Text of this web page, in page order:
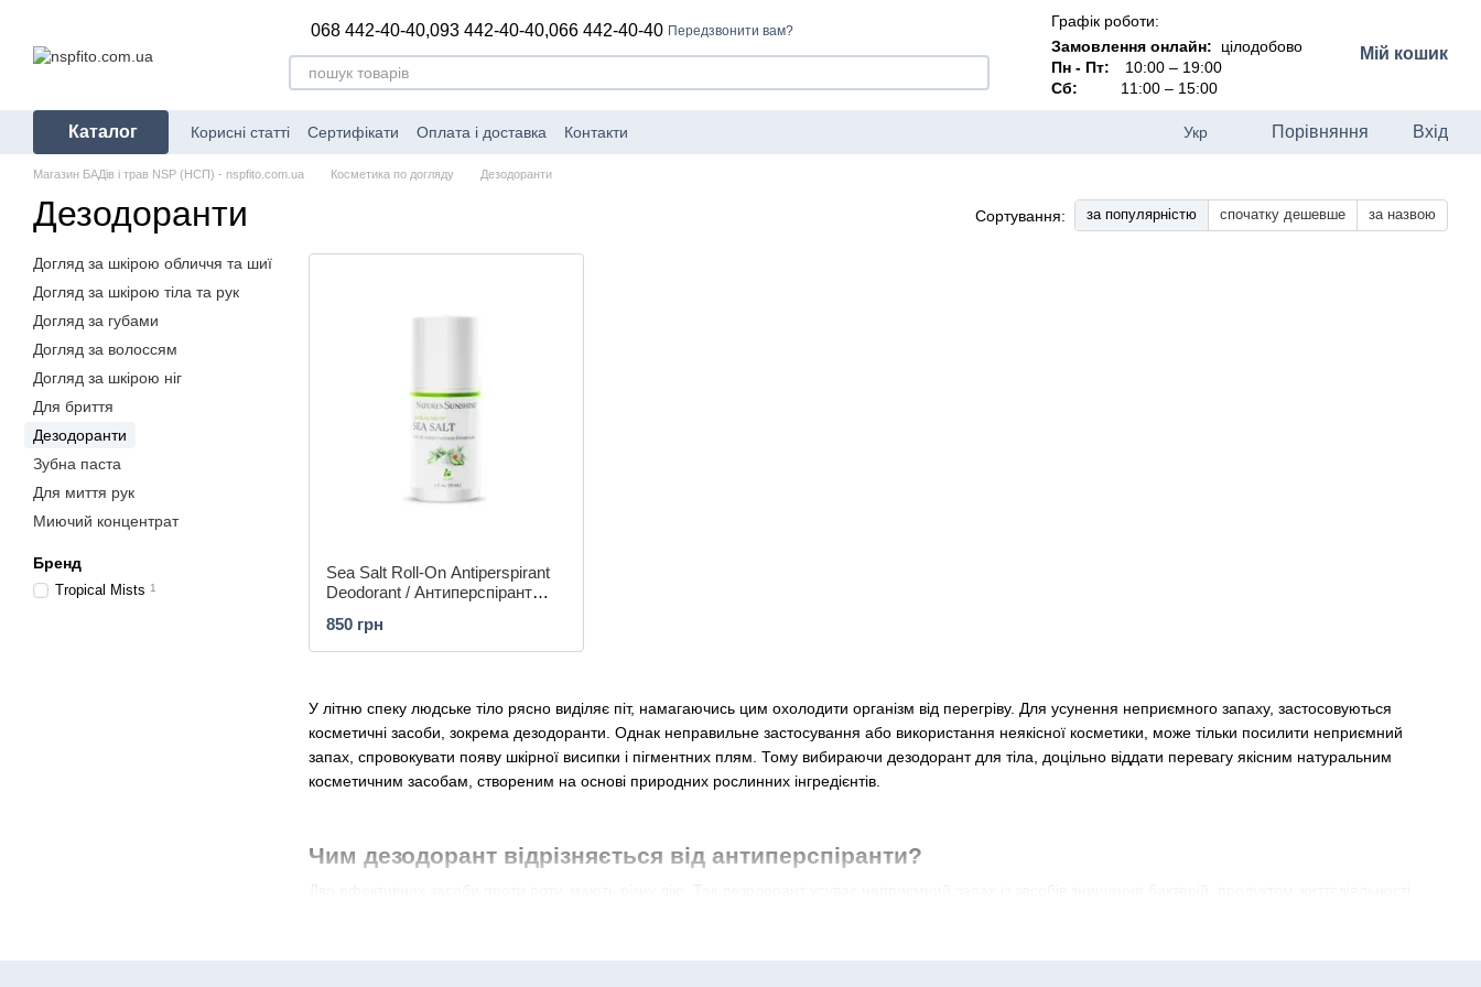
068 442-40-40,093 442-40-40,066 442-40-40 Передзвонити вам?
Графік роботи:
Замовлення онлайн: цілодобово
Пн - Пт:
10:00 – 19:00
Сб:
11:00 – 15:00
Мій кошик
Каталог Корисні статті Сертифікати Оплата і доставка Контакти Укр Порівняння Вхід
Магазин БАДів і трав NSP (НСП) - nspfito.com.ua Косметика по догляду Дезодоранти
Дезодоранти Сортування: за популярністю спочатку дешевше за назвою
У літню спеку людське тіло рясно виділяє піт, намагаючись цим охолодити організм від перегріву. Для усунення неприємного запаху, застосовуються
косметичні засоби, зокрема дезодоранти. Однак неправильне застосування або використання неякісної косметики, може тільки посилити неприємний
запах, спровокувати появу шкірної висипки і пігментних плям. Тому вибираючи дезодорант для тіла, доцільно віддати перевагу якісним натуральним
косметичним засобам, створеним на основі природних рослинних інгредієнтів.
Чим дезодорант відрізняється від антиперспіранти?
Sea Salt Roll-On Antiperspirant
Deodorant / Антиперспірант
850 грн
Догляд за шкірою обличчя та шиї
Догляд за шкірою тіла та рук
Догляд за губами
Догляд за волоссям
Догляд за шкірою ніг
Для бриття
Дезодоранти
Зубна паста
Для миття рук
Миючий концентрат
Бренд
Tropical Mists 1